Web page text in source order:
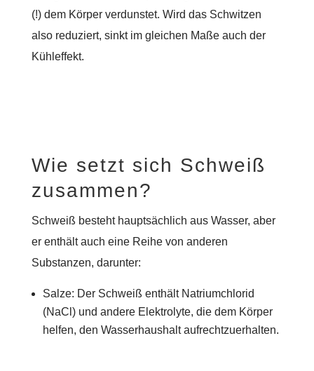
(!) dem Körper verdunstet. Wird das Schwitzen
also reduziert, sinkt im gleichen Maße auch der
Kühleffekt.
Wie setzt sich Schweiß
zusammen?
Schweiß besteht hauptsächlich aus Wasser, aber
er enthält auch eine Reihe von anderen
Substanzen, darunter:
Salze: Der Schweiß enthält Natriumchlorid
(NaCl) und andere Elektrolyte, die dem Körper
helfen, den Wasserhaushalt aufrechtzuerhalten.